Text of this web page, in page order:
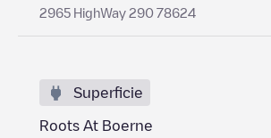
2965 HighWay 290 78624
Superficie
Roots At Boerne